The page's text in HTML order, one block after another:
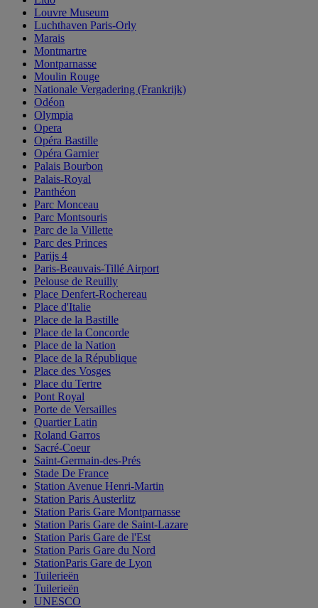
Louvre Museum
Luchthaven Paris-Orly
Marais
Montmartre
Montparnasse
Moulin Rouge
Nationale Vergadering (Frankrijk)
Odéon
Olympia
Opera
Opéra Bastille
Opéra Garnier
Palais Bourbon
Palais-Royal
Panthéon
Parc Monceau
Parc Montsouris
Parc de la Villette
Parc des Princes
Parijs 4
Paris-Beauvais-Tillé Airport
Pelouse de Reuilly
Place Denfert-Rochereau
Place d'Italie
Place de la Bastille
Place de la Concorde
Place de la Nation
Place de la République
Place des Vosges
Place du Tertre
Pont Royal
Porte de Versailles
Quartier Latin
Roland Garros
Sacré-Coeur
Saint-Germain-des-Prés
Stade De France
Station Avenue Henri-Martin
Station Paris Austerlitz
Station Paris Gare Montparnasse
Station Paris Gare de Saint-Lazare
Station Paris Gare de l'Est
Station Paris Gare du Nord
StationParis Gare de Lyon
Tuilerieën
Tuilerieën
UNESCO